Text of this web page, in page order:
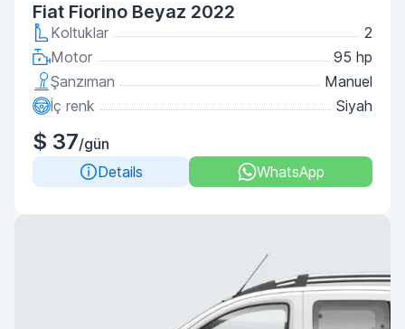
Fiat Fiorino Beyaz 2022
Koltuklar
2
Motor
95 hp
Şanzıman
Manuel
İç renk
Siyah
$ 37/gün
Details
WhatsApp